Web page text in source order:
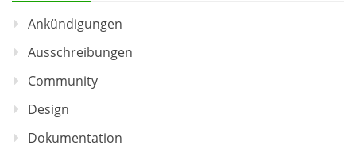
Ankündigungen
Ausschreibungen
Community
Design
Dokumentation